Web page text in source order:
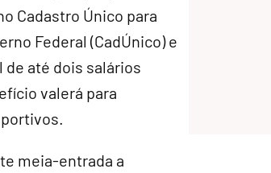
Cadastro Único para
Federal (CadÚnico) e
até dois salários
valerá para
meia-entrada a